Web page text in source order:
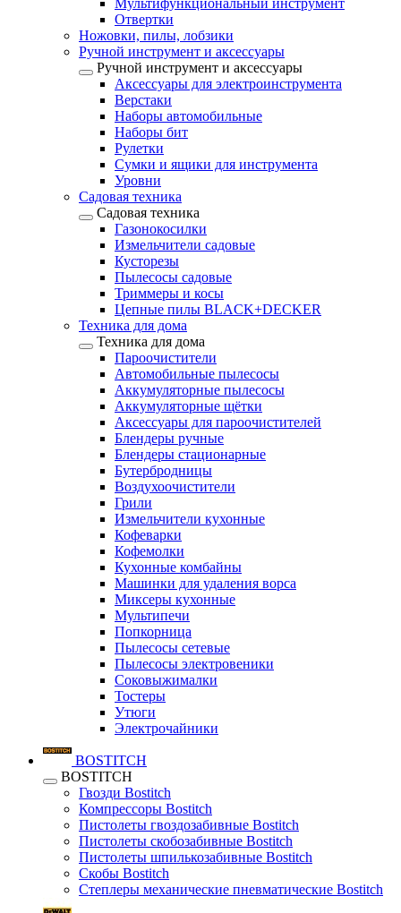
Мультифункциональный инструмент
Отвертки
Ножовки, пилы, лобзики
Ручной инструмент и аксессуары
Ручной инструмент и аксессуары
Аксессуары для электроинструмента
Верстаки
Наборы автомобильные
Наборы бит
Рулетки
Сумки и ящики для инструмента
Уровни
Садовая техника
Садовая техника
Газонокосилки
Измельчители садовые
Кусторезы
Пылесосы садовые
Триммеры и косы
Цепные пилы BLACK+DECKER
Техника для дома
Техника для дома
Пароочистители
Автомобильные пылесосы
Аккумуляторные пылесосы
Аккумуляторные щётки
Аксессуары для пароочистителей
Блендеры ручные
Блендеры стационарные
Бутербродницы
Воздухоочистители
Грили
Измельчители кухонные
Кофеварки
Кофемолки
Кухонные комбайны
Машинки для удаления ворса
Миксеры кухонные
Мультипечи
Попкорница
Пылесосы сетевые
Пылесосы электровеники
Соковыжималки
Тостеры
Утюги
Электрочайники
BOSTITCH
BOSTITCH
Гвозди Bostitch
Компрессоры Bostitch
Пистолеты гвоздозабивные Bostitch
Пистолеты скобозабивные Bostitch
Пистолеты шпилькозабивные Bostitch
Скобы Bostitch
Степлеры механические пневматические Bostitch